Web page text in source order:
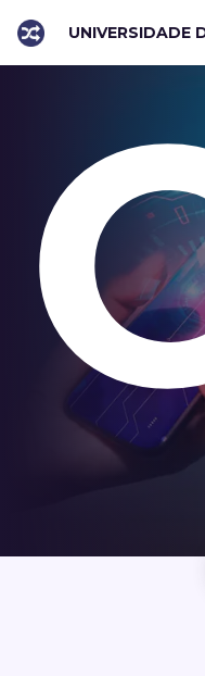
UNIVERSIDADE